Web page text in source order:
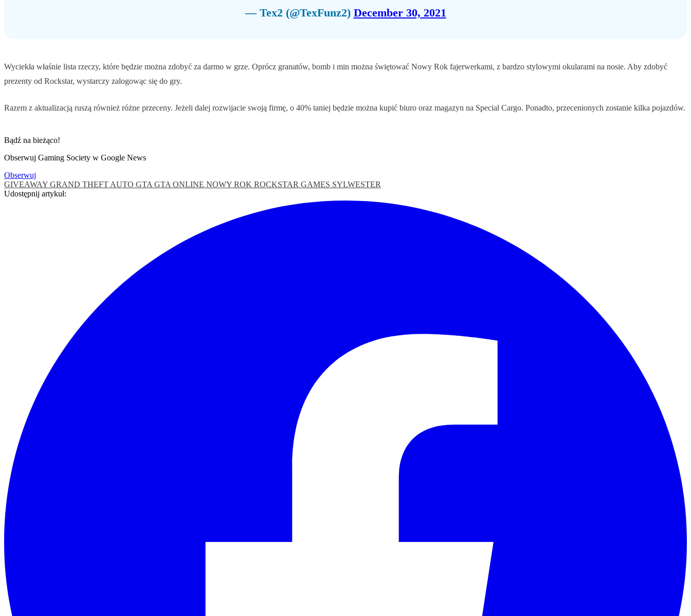
— Tex2 (@TexFunz2) December 30, 2021
Wyciekła właśnie lista rzeczy, które będzie można zdobyć za darmo w grze. Oprócz granatów, bomb i min można świętować Nowy Rok fajerwerkami, z bardzo stylowymi okularami na nosie. Aby zdobyć
prezenty od Rockstar, wystarczy zalogowąc się do gry.
Razem z aktualizacją ruszą również różne przeceny. Jeżeli dalej rozwijacie swoją firmę, o 40% taniej będzie można kupić biuro oraz magazyn na Special Cargo. Ponadto, przecenionych zostanie kilka pojazdów.
Bądź na bieżąco!
Obserwuj Gaming Society w Google News
Obserwuj
GIVEAWAY GRAND THEFT AUTO GTA GTA ONLINE NOWY ROK ROCKSTAR GAMES SYLWESTER
Udostępnij artykuł: